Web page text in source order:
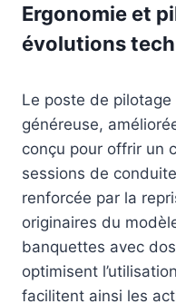
Ergonomie et
évolutions
Le poste de
généreuse,
conçu pour offrir un
sessions de
renforcée par la
originaires du
banquettes avec
optimisent
facilitent ainsi les